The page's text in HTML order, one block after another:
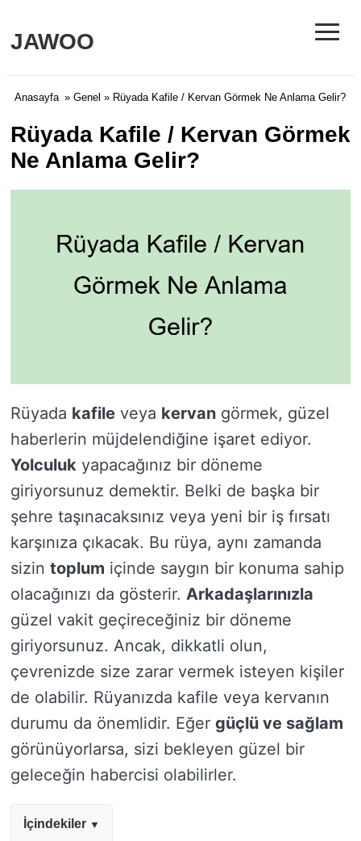
JAWOO ≡
Anasayfa » Genel » Rüyada Kafile / Kervan Görmek Ne Anlama Gelir?
Rüyada Kafile / Kervan Görmek
Ne Anlama Gelir?
Rüyada kafile veya kervan görmek, güzel
haberlerin müjdelendiğine işaret ediyor.
Yolculuk yapacağınız bir döneme
giriyorsunuz demektir. Belki de başka bir
şehre taşınacaksınız veya yeni bir iş fırsatı
karşınıza çıkacak. Bu rüya, aynı zamanda
sizin toplum içinde saygın bir konuma sahip
olacağınızı da gösterir. Arkadaşlarınızla
güzel vakit geçireceğiniz bir döneme
giriyorsunuz. Ancak, dikkatli olun,
çevrenizde size zarar vermek isteyen kişiler
de olabilir. Rüyanızda kafile veya kervanın
durumu da önemlidir. Eğer güçlü ve sağlam
görünüyorlarsa, sizi bekleyen güzel bir
geleceğin habercisi olabilirler.
İçindekiler